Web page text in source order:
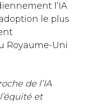
l’IA
le plus
Royaume-Uni
de l’IA
et